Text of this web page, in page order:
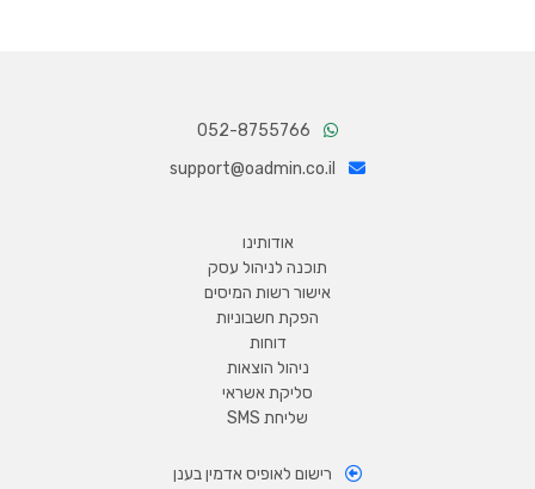
אודותינו
תוכנה לניהול עסק
אישור רשות המיסים
הפקת חשבוניות
דוחות
ניהול הוצאות
סליקת אשראי
שליחת SMS
רישום לאופיס אדמין בענן